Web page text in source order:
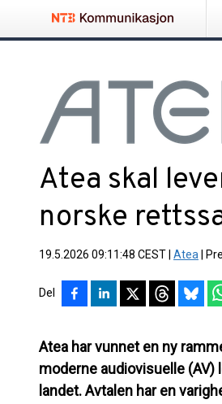
Atea skal
norske
19.5.2026 09:11:48 CEST Atea
Del
Atea har vunnet en ny
moderne audiovisuelle
landet. Avtalen har en